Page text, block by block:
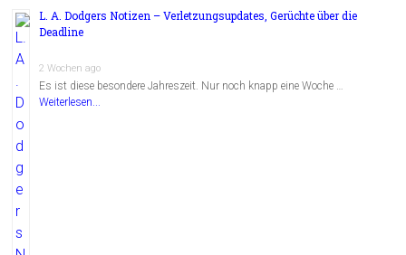
L. A. Dodgers Notizen – Verletzungsupdates, Gerüchte über die
Deadline
2 Wochen ago
Es ist diese besondere Jahreszeit. Nur noch knapp eine Woche …
Weiterlesen...